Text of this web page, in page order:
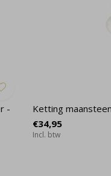
-
Ketting
€34,95
Incl. btw